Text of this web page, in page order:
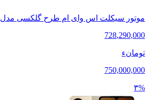
موتور سیکلت اس وای ام طرح گلکسی مدل NA250
728,290,000
تومانء
750,000,000
۳%